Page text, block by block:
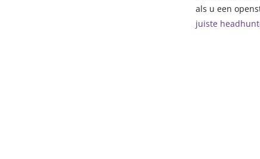
als u een
juiste